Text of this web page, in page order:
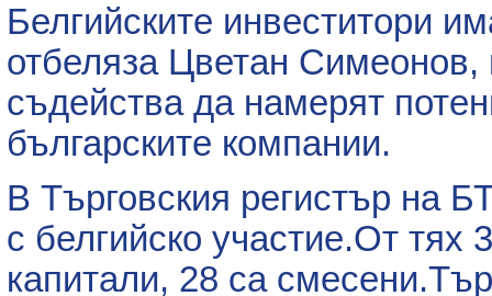
Белгийските инвеститори
отбеляза Цветан
съдейства да намерят
българските компании.
В Търговския регистър на
с белгийско участие.От тях
капитали, 28 са